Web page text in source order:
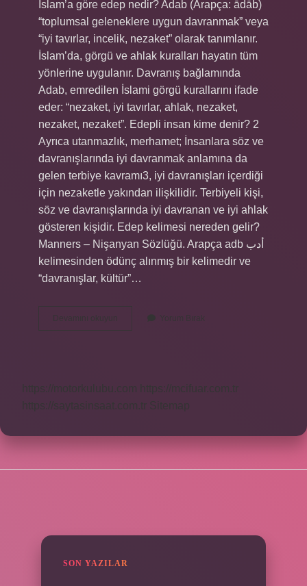
İslam’a göre edep nedir? Adab (Arapça: ādāb)
“toplumsal geleneklere uygun davranmak” veya
“iyi tavırlar, incelik, nezaket” olarak tanımlanır.
İslam’da, görgü ve ahlak kuralları hayatın tüm
yönlerine uygulanır. Davranış bağlamında
Adab, emredilen İslami görgü kurallarını ifade
eder: “nezaket, iyi tavırlar, ahlak, nezaket,
nezaket, nezaket”. Edepli insan kime denir? 2
Ayrıca utanmazlık, merhamet; İnsanlara söz ve
davranışlarında iyi davranmak anlamına da
gelen terbiye kavramı3, iyi davranışları içerdiği
için nezaketle yakından ilişkilidir. Terbiyeli kişi,
söz ve davranışlarında iyi davranan ve iyi ahlak
gösteren kişidir. Edep kelimesi nereden gelir?
Manners – Nişanyan Sözlüğü. Arapça adb أدب
kelimesinden ödünç alınmış bir kelimedir ve
“davranışlar, kültür”…
Devamını okuyun
Kimden
Yorum Bırak
https://motorkulubu.com
https://mcifuar.com.tr
https://saytasinsaat.com.tr Sitemap
SON YAZILAR